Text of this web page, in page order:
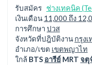
รับสมัคร ช่างเทคนิค
เงินเดือน 11,000 ถึง
การศึกษา ปวส
จังหวัดที่ปฎิบัติงาน กรุง
อำเภอ/เขต เขตพญาไท
ใกล้ BTS อารีย์ MRT จตุ